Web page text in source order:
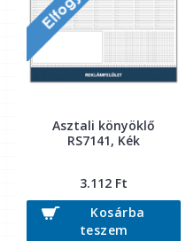
Asztali könyöklő
RS7141, Kék
3.112 Ft
Kosárba
teszem